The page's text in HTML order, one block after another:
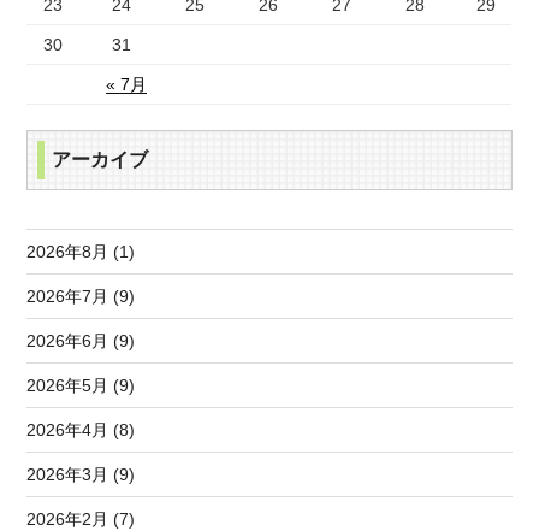
« 7月
23 24 25 26 27 28 29
30 31
アーカイブ
2026年8月 (1)
2026年7月 (9)
2026年6月 (9)
2026年5月 (9)
2026年4月 (8)
2026年3月 (9)
2026年2月 (7)